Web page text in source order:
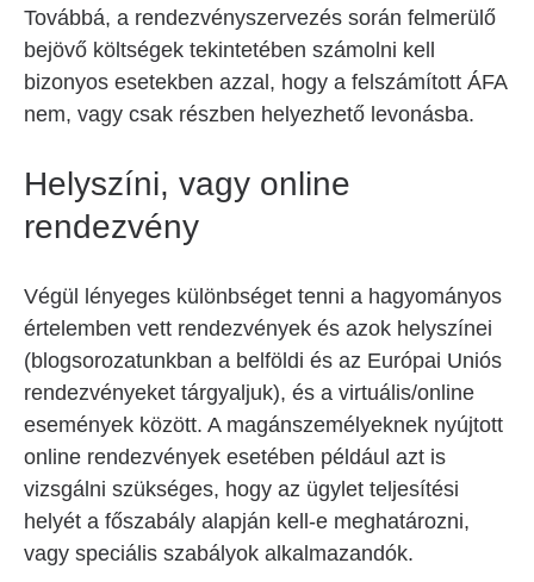
Továbbá, a rendezvényszervezés során felmerülő
bejövő költségek tekintetében számolni kell
bizonyos esetekben azzal, hogy a felszámított ÁFA
nem, vagy csak részben helyezhető levonásba.
Helyszíni, vagy online
rendezvény
Végül lényeges különbséget tenni a hagyományos
értelemben vett rendezvények és azok helyszínei
(blogsorozatunkban a belföldi és az Európai Uniós
rendezvényeket tárgyaljuk), és a virtuális/online
események között. A magánszemélyeknek nyújtott
online rendezvények esetében például azt is
vizsgálni szükséges, hogy az ügylet teljesítési
helyét a főszabály alapján kell-e meghatározni,
vagy speciális szabályok alkalmazandók.